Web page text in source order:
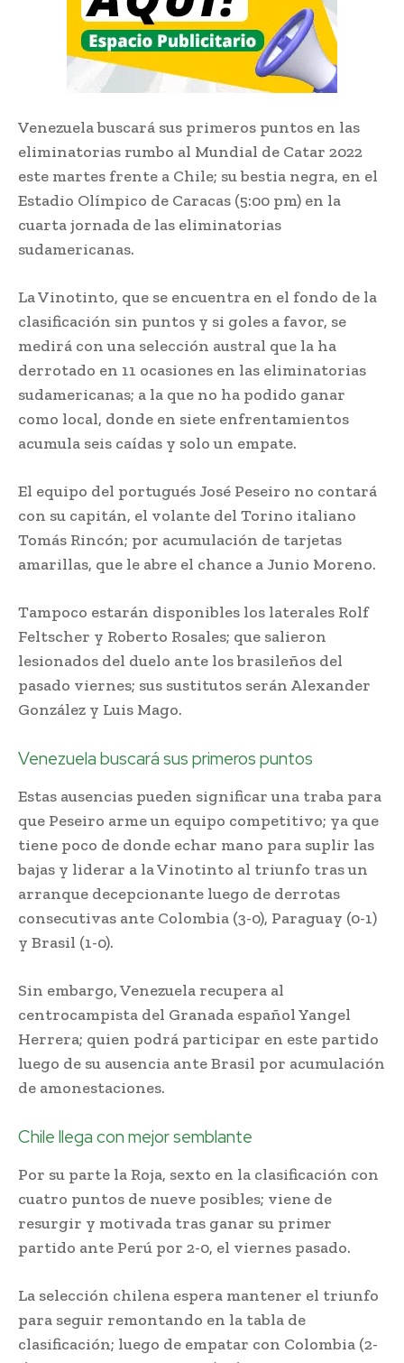
Venezuela buscará sus primeros puntos en las
eliminatorias rumbo al Mundial de Catar 2022
este martes frente a Chile; su bestia negra, en el
Estadio Olímpico de Caracas (5:00 pm) en la
cuarta jornada de las eliminatorias
sudamericanas.
La Vinotinto, que se encuentra en el fondo de la
clasificación sin puntos y si goles a favor, se
medirá con una selección austral que la ha
derrotado en 11 ocasiones en las eliminatorias
sudamericanas; a la que no ha podido ganar
como local, donde en siete enfrentamientos
acumula seis caídas y solo un empate.
El equipo del portugués José Peseiro no contará
con su capitán, el volante del Torino italiano
Tomás Rincón; por acumulación de tarjetas
amarillas, que le abre el chance a Junio Moreno.
Tampoco estarán disponibles los laterales Rolf
Feltscher y Roberto Rosales; que salieron
lesionados del duelo ante los brasileños del
pasado viernes; sus sustitutos serán Alexander
González y Luis Mago.
Venezuela buscará sus primeros puntos
Estas ausencias pueden significar una traba para
que Peseiro arme un equipo competitivo; ya que
tiene poco de donde echar mano para suplir las
bajas y liderar a la Vinotinto al triunfo tras un
arranque decepcionante luego de derrotas
consecutivas ante Colombia (3-0), Paraguay (0-1)
y Brasil (1-0).
Sin embargo, Venezuela recupera al
centrocampista del Granada español Yangel
Herrera; quien podrá participar en este partido
luego de su ausencia ante Brasil por acumulación
de amonestaciones.
Chile llega con mejor semblante
Por su parte la Roja, sexto en la clasificación con
cuatro puntos de nueve posibles; viene de
resurgir y motivada tras ganar su primer
partido ante Perú por 2-0, el viernes pasado.
La selección chilena espera mantener el triunfo
para seguir remontando en la tabla de
clasificación; luego de empatar con Colombia (2-